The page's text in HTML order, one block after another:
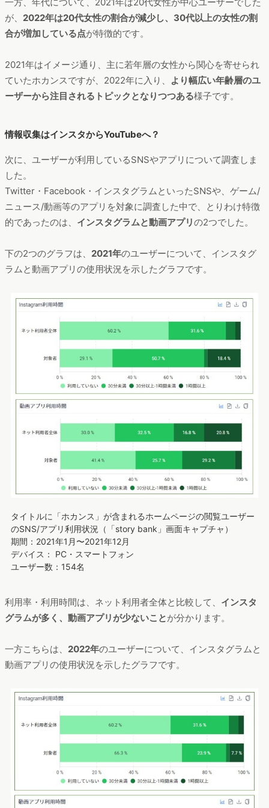
一方、年代について、2021年は20代女性が中心ユーザーでした
が、 2022年は20代女性の割合が減少し、30代以上の女性の割
合が増加している点が特徴的です。
2021年はイメージ通り、主に若年層の女性から関心を寄せられ
ていたホカンスですが、2022年に入り、
より幅広い年齢層のユ
ーザーから注目されるトピックとなりつつある様子です。
情報収集はインスタからYouTubeへ？
次に、ユーザーが利用しているSNSやアプリについて調査しま
した。
Twitter・Facebook・インスタグラムといったSNSや、ゲーム/
ニュース/動画等のアプリを対象に調査した中で、とりわけ特徴
的であったのは、 インスタグラムと動画アプリの2つでした。
下の2つのグラフは、 2021年のユーザーについて、インスタグ
ラムと動画アプリの使用状況を示したグラフです。
タイトルに「ホカンス」が含まれるホームページの閲覧ユーザー
のSNS/アプリ利用状況（「story bank」画面キャプチャ）
期間：2021年1月〜2021年12月
デバイス： PC・スマートフォン
ユーザー数：154名
利用率・利用時間は、ネット利用者全体と比較して、 インスタ
グラムが多く、動画アプリが少ないことが分かります。
一方こちらは、 2022年のユーザーについて、インスタグラムと
動画アプリの使用状況を示したグラフです。